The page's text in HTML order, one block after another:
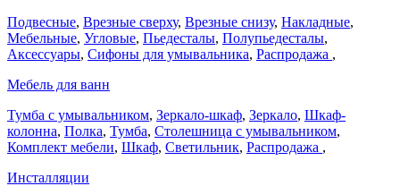
Подвесные, Врезные сверху, Врезные снизу, Накладные,
Мебельные, Угловые, Пьедесталы, Полупьедесталы,
Аксессуары, Сифоны для умывальника, Распродажа ,
Мебель для ванн
Тумба с умывальником, Зеркало-шкаф, Зеркало, Шкаф-
колонна, Полка, Тумба, Столешница с умывальником,
Комплект мебели, Шкаф, Светильник, Распродажа ,
Инсталляции